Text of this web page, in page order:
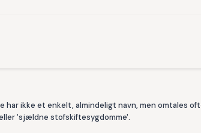
har ikke et enkelt, almindeligt navn, men omtales
'sjældne stofskiftesygdomme'.